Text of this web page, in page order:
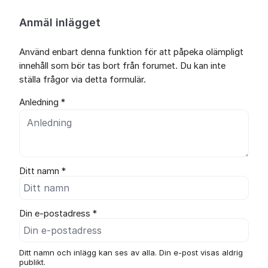
Anmäl inlägget
Använd enbart denna funktion för att påpeka olämpligt
innehåll som bör tas bort från forumet. Du kan inte
ställa frågor via detta formulär.
Anledning *
Ditt namn *
Din e-postadress *
Ditt namn och inlägg kan ses av alla. Din e-post visas aldrig
publikt.